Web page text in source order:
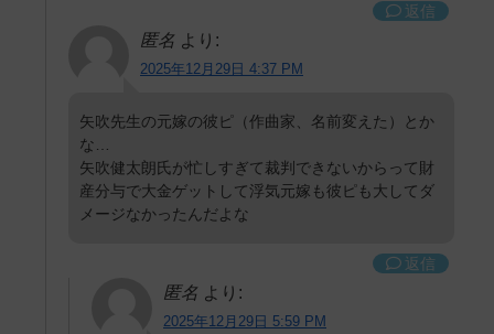
返信
匿名 より:
2025年12月29日 4:37 PM
矢吹先生の元嫁の彼ピ（作曲家、名前変えた）とか
な…
矢吹健太朗氏が忙しすぎて裁判できないからって財
産分与で大金ゲットして浮気元嫁も彼ピも大してダ
メージなかったんだよな
返信
匿名 より:
2025年12月29日 5:59 PM